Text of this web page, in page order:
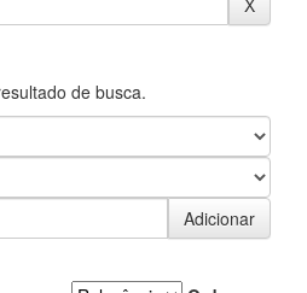
de busca.